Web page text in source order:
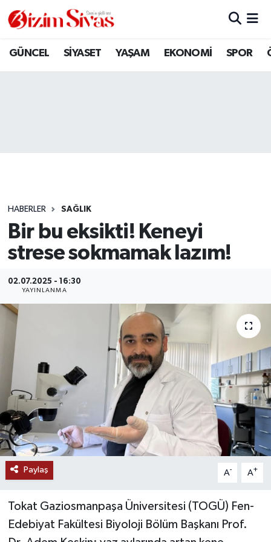
GÜNCEL SİYASET YAŞAM EKONOMİ SPOR
HABERLER SAĞLIK
Bir bu eksikti! Keneyi
strese sokmamak lazım!
02.07.2025 - 16:30
YAYINLANMA
Paylaş A- A+
Tokat Gaziosmanpaşa Üniversitesi (TOGÜ) Fen-
Edebiyat Fakültesi Biyoloji Bölüm Başkanı Prof.
ARAMIZDAN AYRILANLAR
GÜNCEL
KÜLTÜR
MAGAZİN
RESMİ İLANLAR
SAĞLIK
SİYASET
SOSYAL YARDIMLAR
SPONSORLU YAZI
SPOR
TEKNOLOJİ
Sivas Nöbetçi Eczaneler
Son Dakika Haberleri
Haber Arşivi